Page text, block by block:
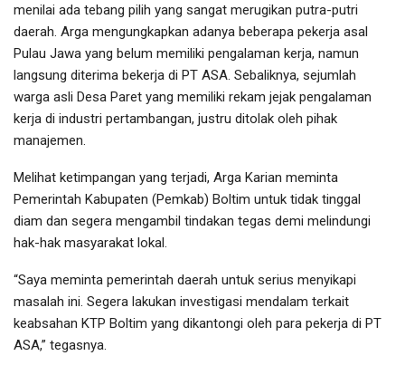
menilai ada tebang pilih yang sangat merugikan putra-putri
daerah. Arga mengungkapkan adanya beberapa pekerja asal
Pulau Jawa yang belum memiliki pengalaman kerja, namun
langsung diterima bekerja di PT ASA. Sebaliknya, sejumlah
warga asli Desa Paret yang memiliki rekam jejak pengalaman
kerja di industri pertambangan, justru ditolak oleh pihak
manajemen.
Melihat ketimpangan yang terjadi, Arga Karian meminta
Pemerintah Kabupaten (Pemkab) Boltim untuk tidak tinggal
diam dan segera mengambil tindakan tegas demi melindungi
hak-hak masyarakat lokal.
“Saya meminta pemerintah daerah untuk serius menyikapi
masalah ini. Segera lakukan investigasi mendalam terkait
keabsahan KTP Boltim yang dikantongi oleh para pekerja di PT
ASA,” tegasnya.